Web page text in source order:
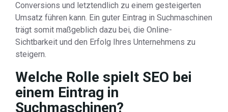
Conversions und letztendlich zu einem gesteigerten
Umsatz führen kann. Ein guter Eintrag in Suchmaschinen
trägt somit maßgeblich dazu bei, die Online-
Sichtbarkeit und den Erfolg Ihres Unternehmens zu
steigern.
Welche Rolle spielt SEO bei
einem Eintrag in
Suchmaschinen?